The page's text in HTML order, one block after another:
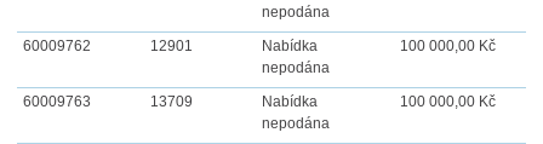
nepodána
60009762 12901
Nabídka
nepodána
100 000,00 Kč
60009763 13709
Nabídka
nepodána
100 000,00 Kč